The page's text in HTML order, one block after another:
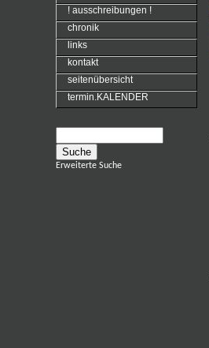
! ausschreibungen !
chronik
links
kontakt
seitenübersicht
termin.KALENDER
Erweiterte Suche